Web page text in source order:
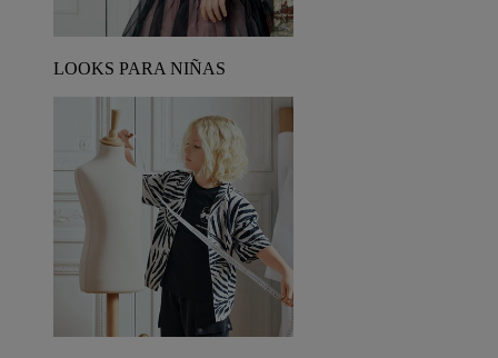
LOOKS PARA NIÑAS